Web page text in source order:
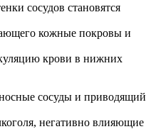
сосудов становятся
кожные покровы и
крови в нижних
сосуды и приводящий
негативно влияющие